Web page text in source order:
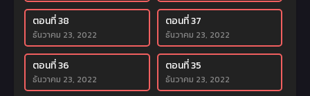
ตอนที่ 38
ธันวาคม 23, 2022
ตอนที่ 37
ธันวาคม 23, 2022
ตอนที่ 36
ธันวาคม 23, 2022
ตอนที่ 35
ธันวาคม 23, 2022